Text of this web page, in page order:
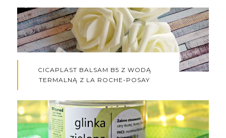
CICAPLAST BALSAM B5 Z WODĄ
TERMALNĄ Z LA ROCHE-POSAY